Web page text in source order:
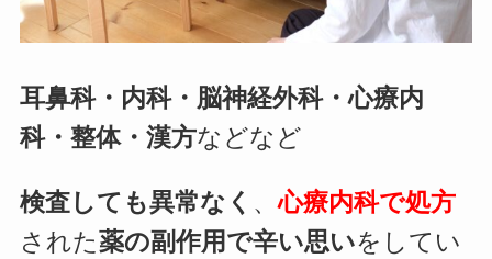
耳鼻科・内科・脳神経外科・心療内
科・整体・漢方などなど
検査しても異常なく 、心療内科で処方
された薬の副作用で辛い思いをしてい